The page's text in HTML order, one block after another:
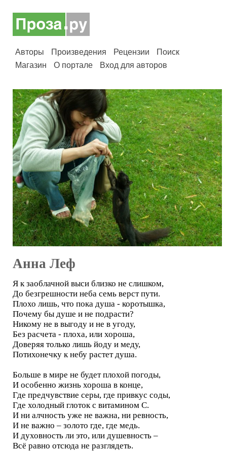
Авторы Произведения Рецензии
Поиск
Магазин
О портале Вход для авторов
Анна Леф
Я к заоблачной выси близко не слишком,
До безгрешности неба семь верст пути.
Плохо лишь, что пока душа - коротышка,
Почему бы душе и не подрасти?
Никому не в выгоду и не в угоду,
Без расчета - плоха, или хороша,
Доверяя только лишь йоду и меду,
Потихонечку к небу растет душа.
Больше в мире не будет плохой погоды,
И особенно жизнь хороша в конце,
Где предчувствие серы, где привкус соды,
Где холодный глоток с витамином С.
И ни алчность уже не важна, ни ревность,
И не важно – золото где, где медь.
И духовность ли это, или душевность –
Всё равно отсюда не разглядеть.